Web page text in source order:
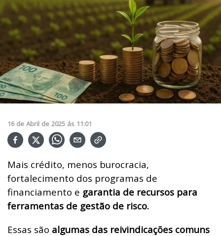
16 de Abril de 2025 ás 11:01
Mais crédito, menos burocracia,
fortalecimento dos programas de
financiamento e garantia de recursos para
ferramentas de gestão de risco.
Essas são algumas das reivindicações comuns